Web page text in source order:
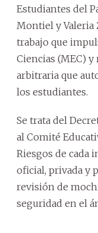
Estudiantes del
Montiel y Valeria
trabajo que
Ciencias (MEC)
arbitraria que
los estudiantes.
Se trata del
al Comité
Riesgos de cada
oficial, privada y
revisión de
seguridad en el